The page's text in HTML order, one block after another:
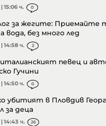
15:06 ч. 0
за жегите: Приемайте
вода, без много лед
14:58 ч. 2
певец и
Гучини
14:50 ч. 0
убитият в Пловдив
за деца
14:43 ч. 26